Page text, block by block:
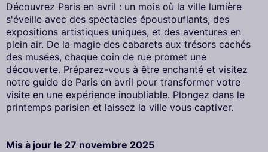
Découvrez Paris en avril : un mois où la ville lumière
s'éveille avec des spectacles époustouflants, des
expositions artistiques uniques, et des aventures en
plein air. De la magie des cabarets aux trésors cachés
des musées, chaque coin de rue promet une
découverte. Préparez-vous à être enchanté et visitez
notre guide de Paris en avril pour transformer votre
visite en une expérience inoubliable. Plongez dans le
printemps parisien et laissez la ville vous captiver.
Mis à jour le 27 novembre 2025